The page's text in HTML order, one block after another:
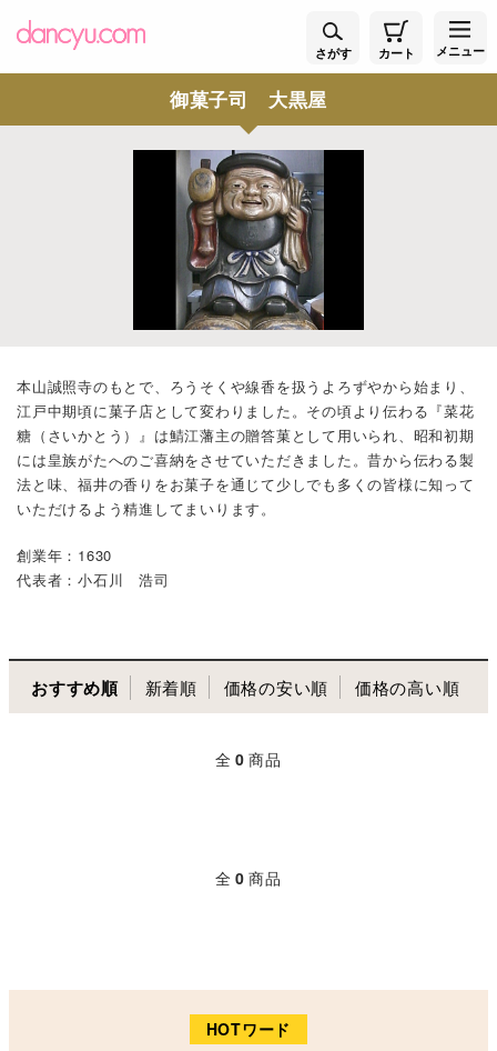
さがす カート メニュー
御菓子司 大黒屋
本山誠照寺のもとで、ろうそくや線香を扱うよろずやから始まり、
江戸中期頃に菓子店として変わりました。その頃より伝わる『菜花
糖（さいかとう）』は鯖江藩主の贈答菓として用いられ、昭和初期
には皇族がたへのご喜納をさせていただきました。昔から伝わる製
法と味、福井の香りをお菓子を通じて少しでも多くの皆様に知って
いただけるよう精進してまいります。
創業年：1630
代表者：小石川 浩司
おすすめ順 新着順 価格の安い順 価格の高い順
全 0 商品
全 0 商品
HOTワード